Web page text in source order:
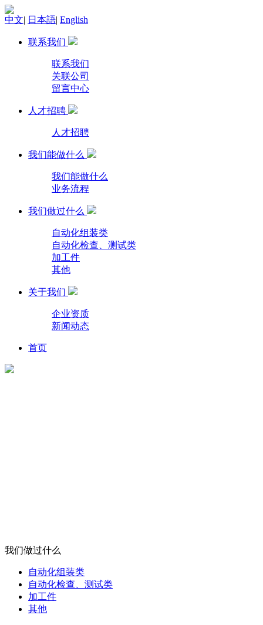
中文| 日本語| English
联系我们
联系我们
关联公司
留言中心
人才招聘
人才招聘
我们能做什么
我们能做什么
业务流程
我们做过什么
自动化组装类
自动化检查、测试类
加工件
其他
关于我们
企业资质
新闻动态
首页
我们做过什么
自动化组装类
自动化检查、测试类
加工件
其他